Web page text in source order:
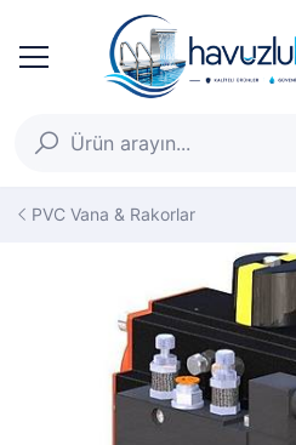
PVC Vana & Rakorlar